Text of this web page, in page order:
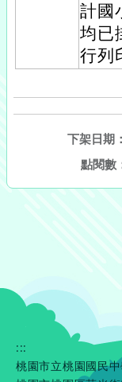
計國
均已
行列
下架日期：
點閱數
:::
桃園市立桃園國民